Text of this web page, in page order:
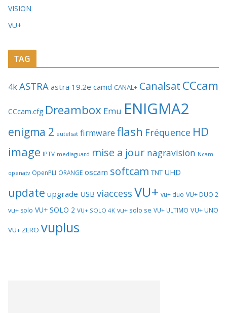
VISION
VU+
TAG
4kASTRA astra 19.2e camd CANAL+ Canalsat CCcam
CCcam.cfg Dreambox Emu ENIGMA2
enigma 2 eutelsat firmware flash Fréquence HD
image IPTV mediaguard mise a jour nagravision Ncam
openatv OpenPLI ORANGE oscam softcam TNT UHD
update upgrade USB viaccess VU+ vu+ duo VU+ DUO 2
vu+ solo VU+ SOLO 2 VU+ SOLO 4K vu+ solo se VU+ ULTIMO VU+ UNO
VU+ ZERO vuplus